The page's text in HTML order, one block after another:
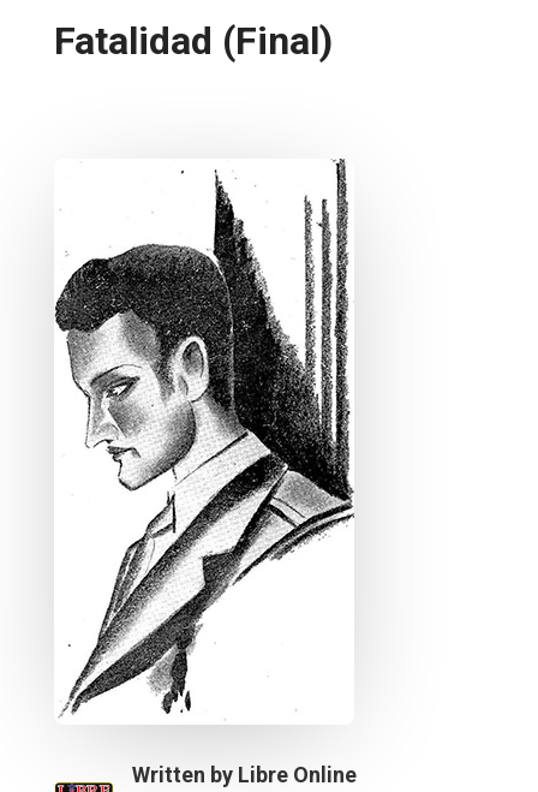
Fatalidad (Final)
Written by Libre Online